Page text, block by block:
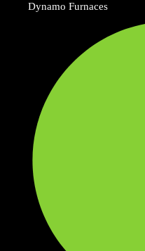
Dynamo Furnaces